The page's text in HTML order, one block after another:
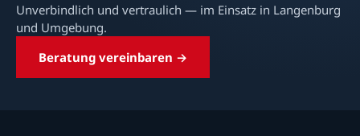
Unverbindlich und vertraulich — im Einsatz in Langenburg
und Umgebung.
Beratung vereinbaren →